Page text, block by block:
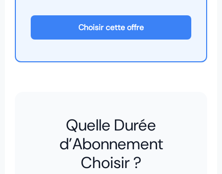
Choisir cette offre
Quelle Durée
d’Abonnement
Choisir ?